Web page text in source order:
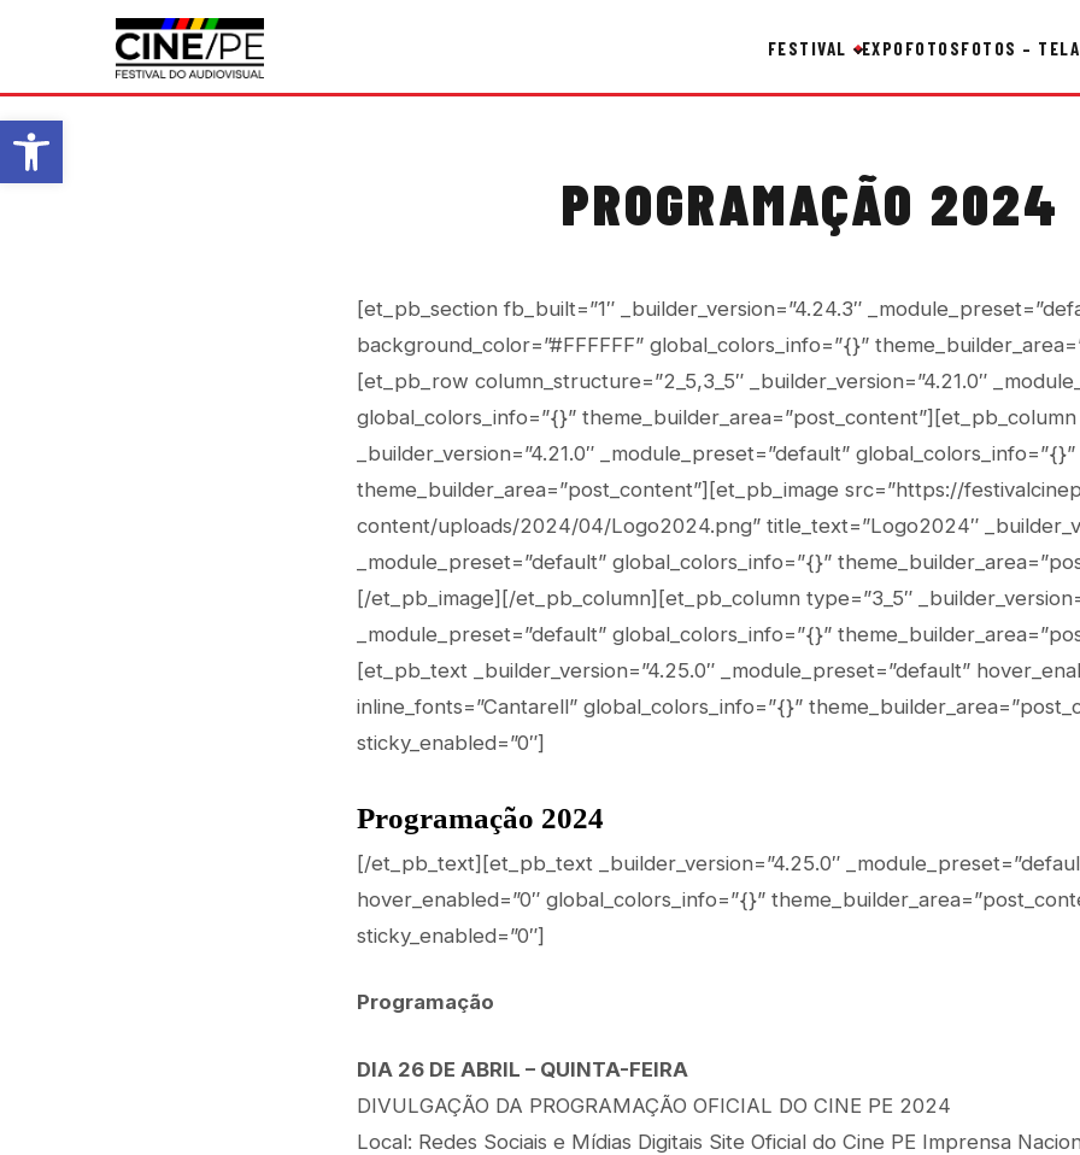
Abrir a barra de ferramentas
FESTIVAL EXPOFOTOSFOTOS – TELA
PROGRAMAÇÃO 2024
[et_pb_section fb_built=”1″ _builder_version=”4.24.3″
background_color=”#FFFFFF” global_colors_info=”{}”
[et_pb_row column_structure=”2_5,3_5″ _builder_version=”4.21.0″
global_colors_info=”{}” theme_builder_area=”post_content”][et_pb_column
_builder_version=”4.21.0″ _module_preset=”default” global_colors_info=”{}”
theme_builder_area=”post_content”][et_pb_image src=”https://
content/uploads/2024/04/Logo2024.png” title_text=”Logo2024″
_module_preset=”default” global_colors_info=”{}”
[/et_pb_image][/et_pb_column][et_pb_column type=”3_5″
_module_preset=”default” global_colors_info=”{}”
[et_pb_text _builder_version=”4.25.0″ _module_preset=”default”
inline_fonts=”Cantarell” global_colors_info=”{}”
sticky_enabled=”0″]
Programação 2024
[/et_pb_text][et_pb_text _builder_version=”4.25.0″
hover_enabled=”0″ global_colors_info=”{}”
sticky_enabled=”0″]
Programação
DIA 26 DE ABRIL – QUINTA-FEIRA
DIVULGAÇÃO DA PROGRAMAÇÃO OFICIAL DO CINE PE 2024
Local: Redes Sociais e Mídias Digitais Site Oficial do Cine PE Imprensa